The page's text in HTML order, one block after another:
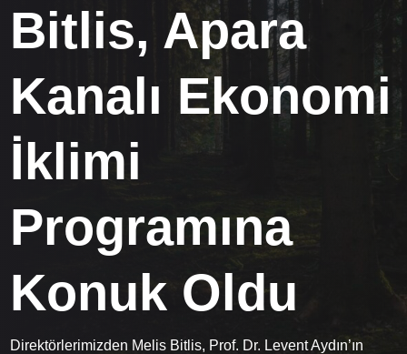
Bitlis, Apara
Kanalı Ekonomi
İklimi
Programına
Konuk Oldu
Direktörlerimizden Melis Bitlis, Prof. Dr. Levent Aydın’ın